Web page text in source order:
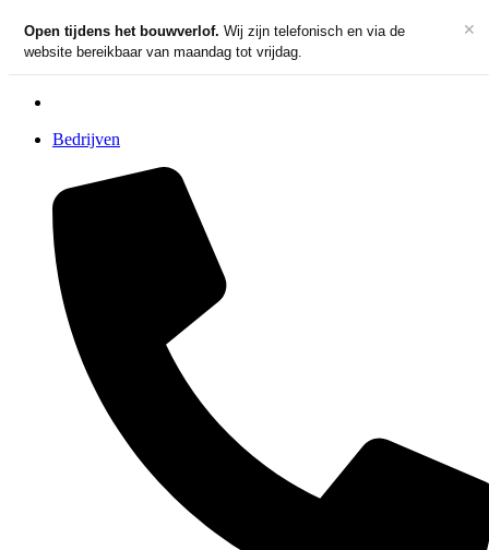
naar
inhoud
Open tijdens het bouwverlof. Wij zijn telefonisch en via de
website bereikbaar van maandag tot vrijdag.
✕
Bedrijven